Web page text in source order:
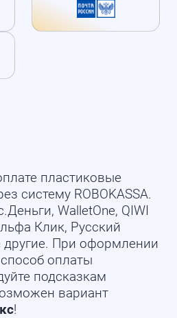
пластиковые
систему ROBOKASSA.
WalletOne, QIWI
Клик, Русский
другие. При оформлении
оплаты
подсказкам
вариант
!